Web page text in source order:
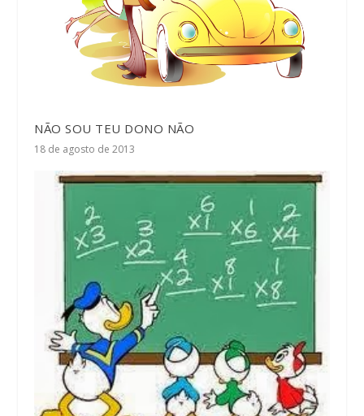
NÃO SOU TEU DONO NÃO
18 de agosto de 2013